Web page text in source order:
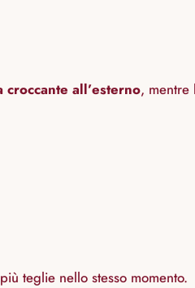
croccante all’esterno, mentre
teglie nello stesso momento.